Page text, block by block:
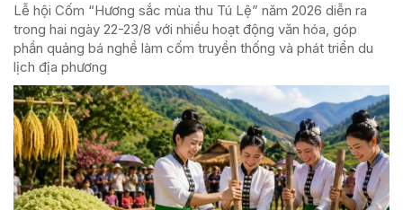
Lễ hội Cốm “Hương sắc mùa thu Tú Lệ” năm 2026 diễn ra
trong hai ngày 22-23/8 với nhiều hoạt động văn hóa, góp
phần quảng bá nghề làm cốm truyền thống và phát triển du
lịch địa phương